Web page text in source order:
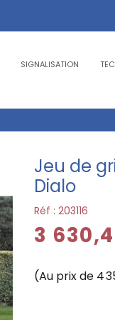
SIGNALISATION
Jeu de
Dialo
Réf : 203116
3
(Au prix de 4